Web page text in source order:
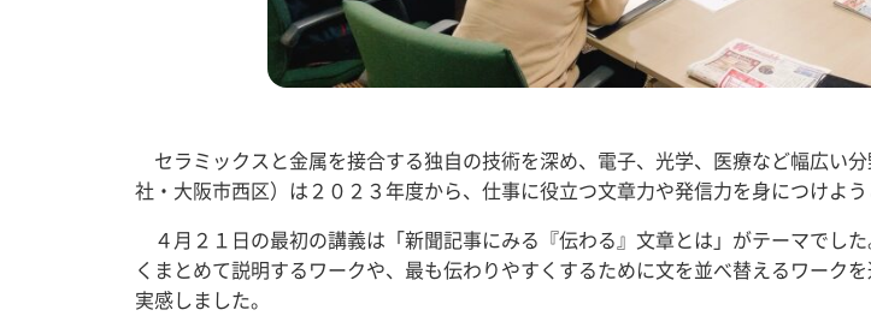
セラミックスと金属を接合する独自の技術を深め、電子、光学、医療など幅広い
社・大阪市西区）は２０２３年度から、仕事に役立つ文章力や発信力を身につけよ
４月２１日の最初の講義は「新聞記事にみる『伝わる』文章とは」がテーマでし
くまとめて説明するワークや、最も伝わりやすくするために文を並べ替えるワーク
実感しました。